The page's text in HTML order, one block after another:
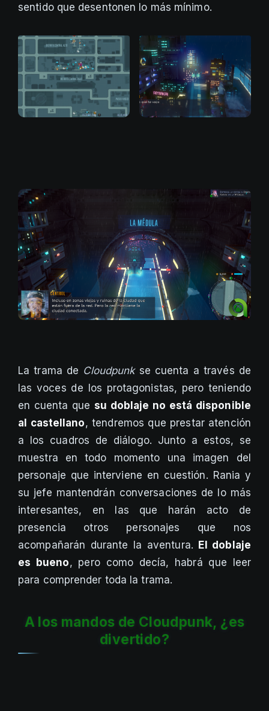
sentido que desentonen lo más mínimo.
La trama de Cloudpunkse cuenta a través de
las voces de los protagonistas, pero teniendo
en cuenta que su doblaje no está disponible
al castellano, tendremos que prestar atención
a los cuadros de diálogo. Junto a estos, se
muestra en todo momento una imagen del
personaje que interviene en cuestión. Rania y
su jefe mantendrán conversaciones de lo más
interesantes, en las que harán acto de
presencia otros personajes que nos
acompañarán durante la aventura. El doblaje
es bueno, pero como decía, habrá que leer
para comprender toda la trama.
A los mandos de Cloudpunk, ¿es
divertido?